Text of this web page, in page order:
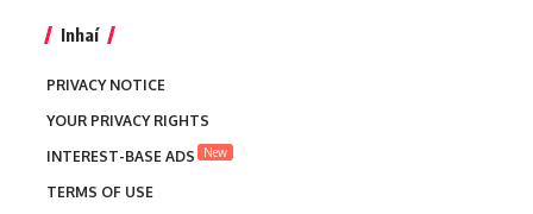
Inhaí
PRIVACY NOTICE
YOUR PRIVACY RIGHTS
INTEREST-BASE ADS
New
TERMS OF USE